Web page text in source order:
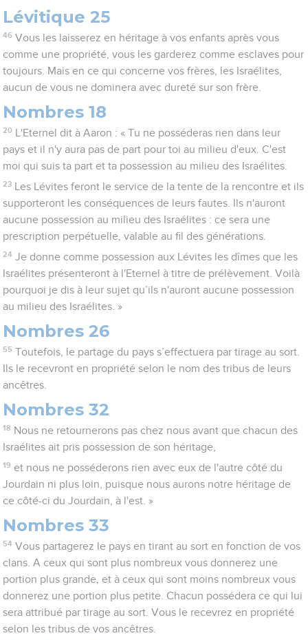
Lévitique 25
46 Vous les laisserez en héritage à vos enfants après vous
comme une propriété, vous les garderez comme esclaves pour
toujours. Mais en ce qui concerne vos frères, les Israélites,
aucun de vous ne dominera avec dureté sur son frère.
Nombres 18
20
L'Eternel dit à Aaron : « Tu ne posséderas rien dans leur
pays et il n'y aura pas de part pour toi au milieu d'eux. C'est
moi qui suis ta part et ta possession au milieu des Israélites.
23
Les Lévites feront le service de la tente de la rencontre et ils
supporteront les conséquences de leurs fautes. Ils n'auront
aucune possession au milieu des Israélites : ce sera une
prescription perpétuelle, valable au fil des générations.
24 Je donne comme possession aux Lévites les dîmes que les
Israélites présenteront à l'Eternel à titre de prélèvement. Voilà
pourquoi je dis à leur sujet qu’ils n'auront aucune possession
au milieu des Israélites. »
Nombres 26
55 Toutefois, le partage du pays s’effectuera par tirage au sort.
Ils le recevront en propriété selon le nom des tribus de leurs
ancêtres.
Nombres 32
18 Nous ne retournerons pas chez nous avant que chacun des
Israélites ait pris possession de son héritage,
19 et nous ne posséderons rien avec eux de l'autre côté du
Jourdain ni plus loin, puisque nous aurons notre héritage de
ce côté-ci du Jourdain, à l'est. »
Nombres 33
54 Vous partagerez le pays en tirant au sort en fonction de vos
clans. A ceux qui sont plus nombreux vous donnerez une
portion plus grande, et à ceux qui sont moins nombreux vous
donnerez une portion plus petite. Chacun possédera ce qui lui
sera attribué par tirage au sort. Vous le recevrez en propriété
selon les tribus de vos ancêtres.